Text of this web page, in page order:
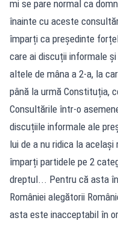
mi se pare normal ca
înainte cu aceste
împarți ca președinte
care ai discuții informale
altele de mâna a 2-a, la
până la urmă Constituția,
Consultările într-o
discuțiile informale ale
lui de a nu ridica la
împarți partidele pe 2
dreptul... Pentru că asta
României alegătorii
asta este inacceptabil în